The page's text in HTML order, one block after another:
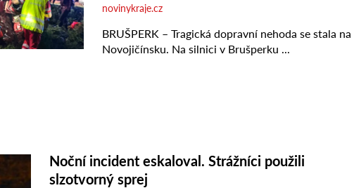
Noční incident eskaloval. Strážníci použili
slzotvorný sprej